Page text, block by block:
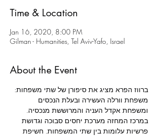
Time & Location
Jan 16, 2020, 8:00 PM
Gilman - Humanities, Tel Aviv-Yafo, Israel
About the Event
ברווז הפרא מציג את סיפורן של שתי משפחות:
משפחת וורלה העשירה ובעלת הנכסים
ומשפחת אקדל העניה והמרוששת מנכסיה.
במרכז המחזה מערכת יחסים סבוכה וגדושת
פרשיות עלומות בין שתי המשפחות. חשיפת